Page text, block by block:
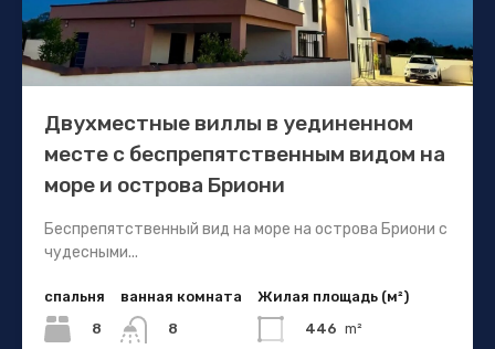
Двухместные виллы в уединенном
месте с беспрепятственным видом на
море и острова Бриони
Беспрепятственный вид на море на острова Бриони с
чудесными...
спальня
8
ванная комната
8
Жилая площадь (м²)
446 m²